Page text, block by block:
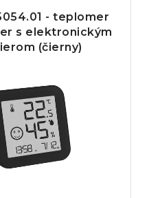
- teplomer
s elektronickým
(čierny)